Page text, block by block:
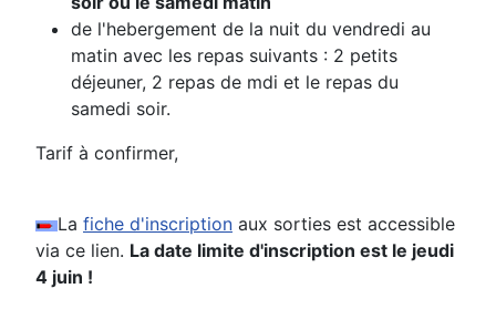
de l'hebergement de la nuit du vendredi au
matin avec les repas suivants : 2 petits
déjeuner, 2 repas de mdi et le repas du
samedi soir.
Tarif à confirmer,
La fiche d'inscription aux sorties est accessible
via ce lien. La date limite d'inscription est le jeudi
4 juin !